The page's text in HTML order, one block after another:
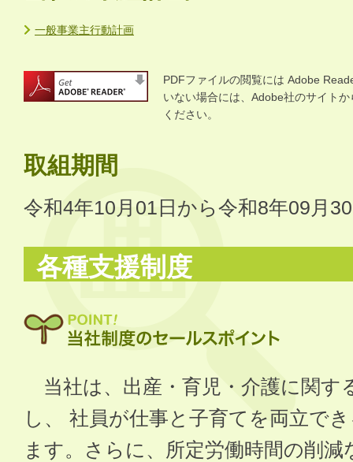
一般事業主行動計画
PDFファイルの閲覧には Adobe
いない場合には、Adobe社のサイト
ください。
取組期間
令和4年10月01日から令和8年09月
各種支援制度
当社は、出産・育児・介護に関す
し、 社員が仕事と子育てを両立で
ます。さらに、所定労働時間の削